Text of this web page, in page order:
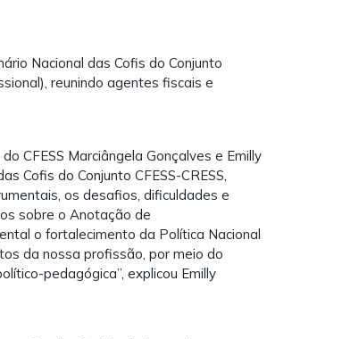
Nacional das Cofis do Conjunto
reunindo agentes fiscais e
CFESS Marciângela Gonçalves e Emilly
Cofis do Conjunto CFESS-CRESS,
os desafios, dificuldades e
sobre o Anotação de
o fortalecimento da Política Nacional
da nossa profissão, por meio do
pedagógica”, explicou Emilly